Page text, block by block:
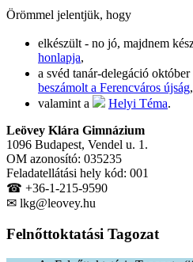
Örömmel jelentjük, hogy
elkészült - no jó, majdnem
honlapja,
a svéd tanár-delegáció
beszámolt a Ferencváros újság,
valamint a
Helyi Téma.
Leövey Klára Gimnázium
1096 Budapest, Vendel u. 1.
OM azonosító: 035235
Feladatellátási hely kód: 001
☎ +36-1-215-9590
✉ lkg@leovey.hu
Felnőttoktatási Tagozat